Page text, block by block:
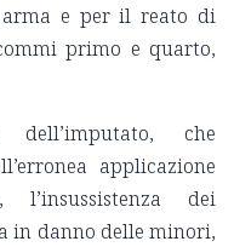
arma e per il reato di
primo e quarto,
che
applicazione
dei
in danno delle minori,